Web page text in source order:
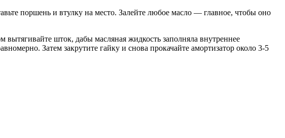
поршень и втулку на место. Залейте любое масло — главное, чтобы оно
шток, дабы масляная жидкость заполняла внутреннее
Затем закрутите гайку и снова прокачайте амортизатор около 3-5